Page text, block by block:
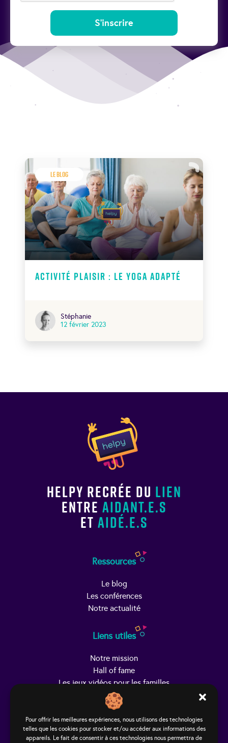
Pour offrir les meilleures expériences, nous utilisons des technologies
telles que les cookies pour stocker et/ou accéder aux informations des
appareils. Le fait de consentir à ces technologies nous permettra de
Le Blog
Activité plaisir : le Yoga adapté
Stéphanie
12 février 2023
Helpy recrée du lien
entre aidant.e.s
et aidé.e.s
Ressources
Le blog
Les conférences
Notre actualité
Liens utiles
Notre mission
Hall of fame
Les jeux vidéos pour les familles
Trouver Helpy
Le studio